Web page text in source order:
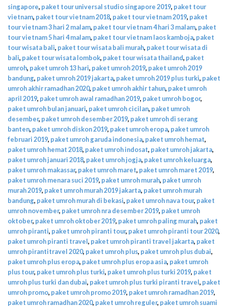
singapore, paket tour universal studio singapore 2019, paket tour
vietnam, paket tour vietnam 2018, paket tour vietnam 2019, paket
tour vietnam 3 hari 2 malam, paket tour vietnam 4 hari 3 malam, paket
tour vietnam 5 hari 4 malam, paket tour vietnam laos kamboja, paket
tour wisata bali, paket tour wisata bali murah, paket tour wisata di
bali, paket tour wisata lombok, paket tour wisata thailand, paket
umroh, paket umroh 13 hari, paket umroh 2019, paket umroh 2019
bandung, paket umroh 2019 jakarta, paket umroh 2019 plus turki, paket
umroh akhir ramadhan 2020, paket umroh akhir tahun, paket umroh
april 2019, paket umroh awal ramadhan 2019, paket umroh bogor,
paket umroh bulan januari, paket umroh cicilan, paket umroh
desember, paket umroh desember 2019, paket umroh di serang
banten, paket umroh diskon 2019, paket umroh eropa, paket umroh
februari 2019, paket umroh garuda indonesia, paket umroh hemat,
paket umroh hemat 2018, paket umroh indosat, paket umroh jakarta,
paket umroh januari 2018, paket umroh jogja, paket umroh keluarga,
paket umroh makassar, paket umroh maret, paket umroh maret 2019,
paket umroh menara suci 2019, paket umroh murah, paket umroh
murah 2019, paket umroh murah 2019 jakarta, paket umroh murah
bandung, paket umroh murah di bekasi, paket umroh nava tour, paket
umroh november, paket umroh nra desember 2019, paket umroh
oktober, paket umroh oktober 2019, paket umroh paling murah, paket
umroh piranti, paket umroh piranti tour, paket umroh piranti tour 2020,
paket umroh piranti travel, paket umroh piranti travel jakarta, paket
umroh pirantitravel 2020, paket umroh plus, paket umroh plus dubai,
paket umroh plus eropa, paket umroh plus eropa asia, paket umroh
plus tour, paket umroh plus turki, paket umroh plus turki 2019, paket
umroh plus turki dan dubai, paket umroh plus turki piranti travel, paket
umroh promo, paket umroh promo 2019, paket umroh ramadhan 2019,
paket umroh ramadhan 2020, paket umroh reguler, paket umroh suami